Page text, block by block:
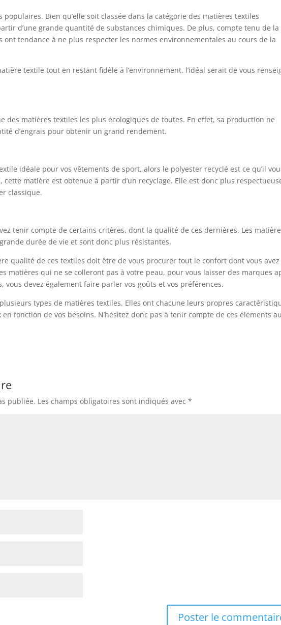
populaires. Bien qu’elle soit classée dans la catégorie des matières textiles
d’une grande quantité de substances chimiques. De plus, compte tenu de la
tendance à ne plus respecter les normes environnementales au cours de la
textile tout en restant fidèle à l’environnement, l’idéal serait de vous
des matières textiles les plus écologiques de toutes. En effet, sa production ne
d’engrais pour obtenir un grand rendement.
idéale pour vos vêtements de sport, alors le polyester recyclé est ce qu’il
cette matière est obtenue à partir d’un recyclage. Elle est donc plus
classique.
tenir compte de certains critères, dont la qualité de ces dernières. Les
durée de vie et sont donc plus résistantes.
qualité de ces textiles doit être de vous procurer tout le confort dont vous avez
matières qui ne se colleront pas à votre peau, pour vous laisser des marques
vous devez également faire parler vos goûts et vos préférences.
types de matières textiles. Elles ont chacune leurs propres
fonction de vos besoins. N’hésitez donc pas à tenir compte de ces éléments au
publiée. Les champs obligatoires sont indiqués avec*